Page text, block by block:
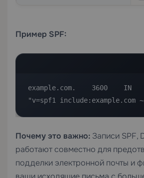
Пример SPF:
example.com.    3600    IN
"v=spf1 include:example.com
Почему это важно: Записи SPF,
работают совместно для
подделки электронной почты и